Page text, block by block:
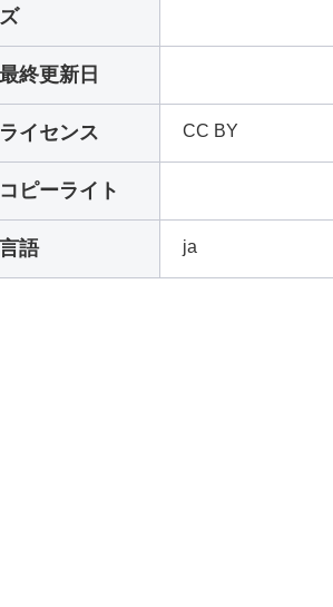
ズ
最終更新日
ライセンス CC BY
コピーライト
言語 ja